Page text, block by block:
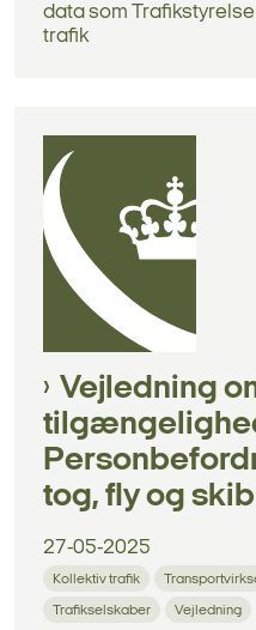
data som
trafik
Vejledning
tog, fly og skib
27-05-2025
Kollektiv trafik
Trafikselskaber Vejledning